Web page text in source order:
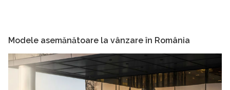
Modele asemănătoare la vânzare în România